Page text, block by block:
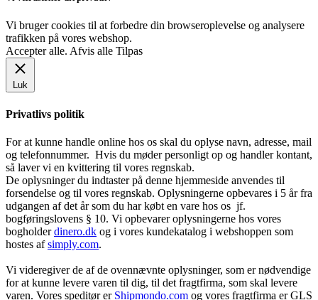
Vi bruger cookies til at forbedre din browseroplevelse og analysere
trafikken på vores webshop.
Accepter alle. Afvis alle Tilpas
Luk
Privatlivs politik
For at kunne handle online hos os skal du oplyse navn, adresse, mail
og telefonnummer. Hvis du møder personligt op og handler kontant,
så laver vi en kvittering til vores regnskab.
De oplysninger du indtaster på denne hjemmeside anvendes til
forsendelse og til vores regnskab. Oplysningerne opbevares i 5 år fra
udgangen af det år som du har købt en vare hos os jf.
bogføringslovens § 10. Vi opbevarer oplysningerne hos vores
bogholderdinero.dk og i vores kundekatalog i webshoppen som
hostes afsimply.com.
Vi videregiver de af de ovennævnte oplysninger, som er nødvendige
for at kunne levere varen til dig, til det fragtfirma, som skal levere
varen. Vores speditør er Shipmondo.com og vores fragtfirma er GLS